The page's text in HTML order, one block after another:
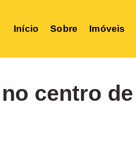
Início Sobre Imóveis
centro